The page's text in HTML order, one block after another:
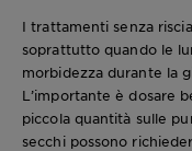
I trattamenti senza
soprattutto quando le
morbidezza durante la
L’importante è dosare
piccola quantità sulle
secchi possono